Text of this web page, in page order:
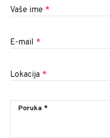
Vaše ime *
E-mail *
Lokacija *